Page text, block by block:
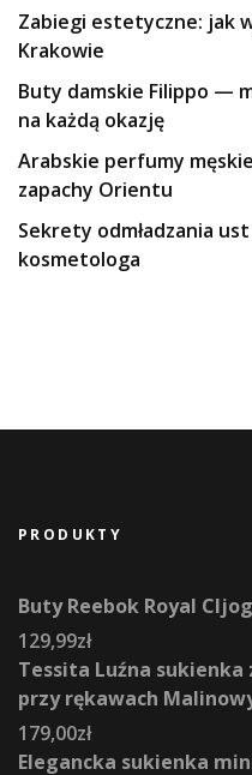
Zabiegi estetyczne: jak
Krakowie
Buty damskie Filippo —
na każdą okazję
Arabskie perfumy
zapachy Orientu
Sekrety odmładzania
kosmetologa
PRODUKTY
Buty Reebok Royal Cljog
129,99zł
Tessita Luźna
przy rękawach
179,00zł
Elegancka sukienka